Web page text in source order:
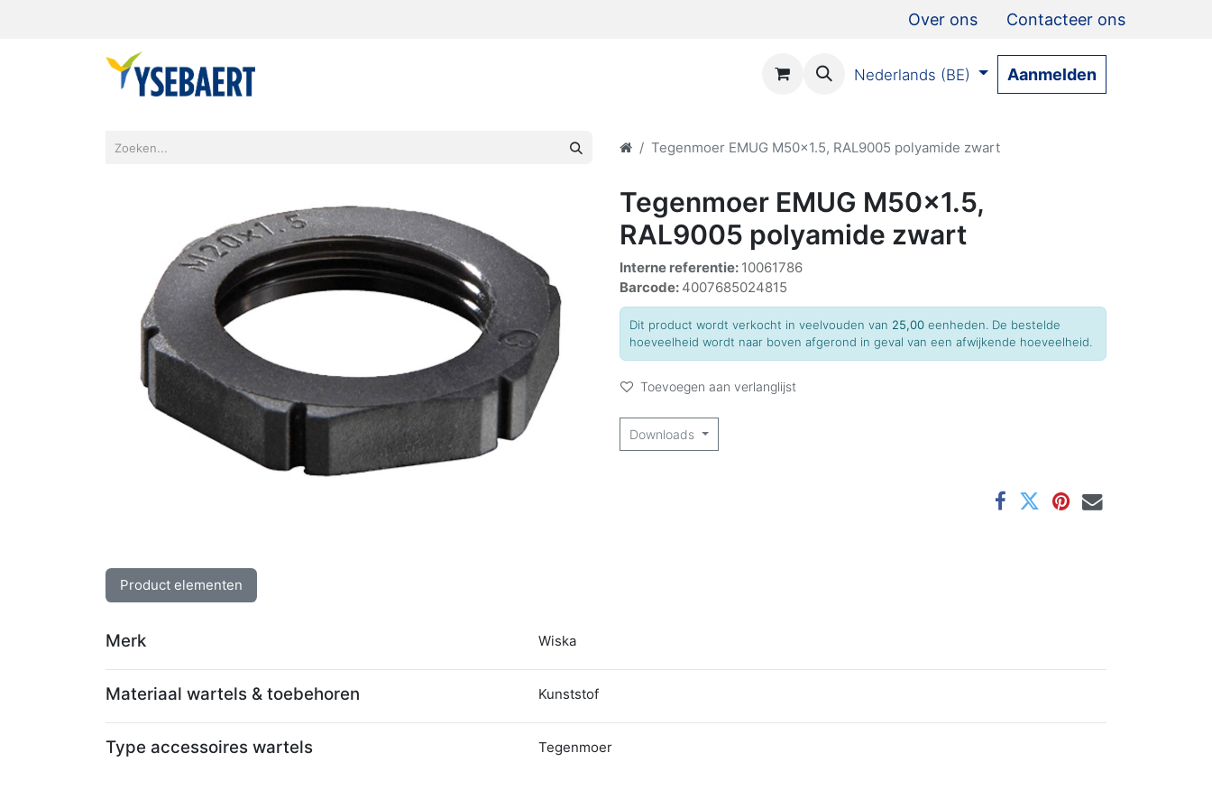
Over ons Contacteer ons
Nederlands (BE) Aanmelden
Tegenmoer EMUG M50x1.5, RAL9005 polyamide zwart
Tegenmoer EMUG M50x1.5,
RAL9005 polyamide zwart
Interne referentie: 10061786
Barcode: 4007685024815
Dit product wordt verkocht in veelvouden van 25,00 eenheden. De bestelde
hoeveelheid wordt naar boven afgerond in geval van een afwijkende hoeveelheid.
Toevoegen aan verlanglijst
Downloads
Product elementen
Merk Wiska
Materiaal wartels & toebehoren Kunststof
Type accessoires wartels Tegenmoer